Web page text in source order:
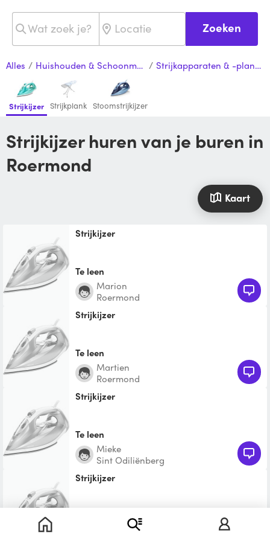
Zoeken
Alles / Huishouden & Schoonmaak / Strijkapparaten & -planken
Strijkijzer Strijkplank Stoomstrijkijzer
Strijkijzer huren van je buren in
Roermond
Kaart
Strijkijzer
Te leen
Marion
Roermond
Strijkijzer
Te leen
Martien
Roermond
Strijkijzer
Te leen
Mieke
Sint Odiliënberg
Strijkijzer